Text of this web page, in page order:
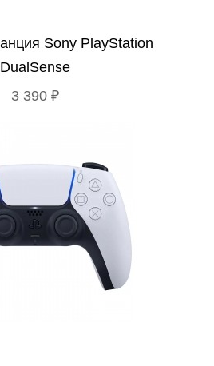
Sony PlayStation
DualSense
3 390 ₽